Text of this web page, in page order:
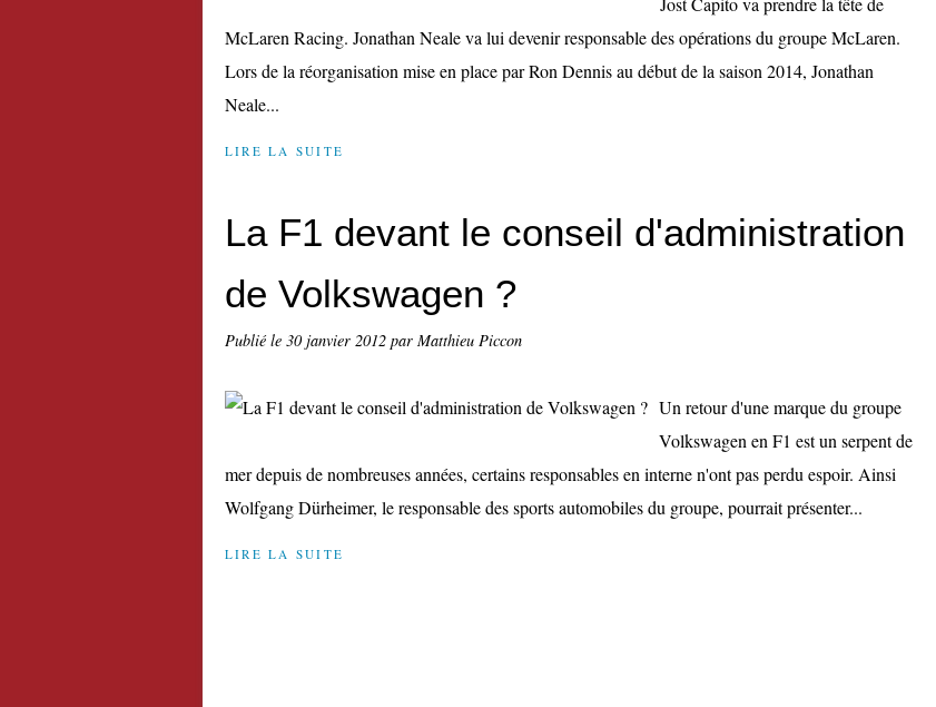
McLaren Racing. Jonathan Neale va lui devenir responsable des opérations du groupe McLaren.
Lors de la réorganisation mise en place par Ron Dennis au début de la saison 2014, Jonathan
Neale...
LIRE LA SUITE
La F1 devant le conseil d'administration
de Volkswagen ?
Publié le 30 janvier 2012 par Matthieu Piccon
Un retour d'une marque du groupe
Volkswagen en F1 est un serpent de
mer depuis de nombreuses années, certains responsables en interne n'ont pas perdu espoir. Ainsi
Wolfgang Dürheimer, le responsable des sports automobiles du groupe, pourrait présenter...
LIRE LA SUITE